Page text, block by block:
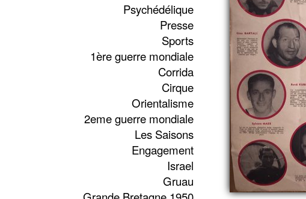
Psychédélique
Presse
Sports
1ère guerre mondiale
Corrida
Cirque
Orientalisme
2eme guerre mondiale
Les Saisons
Engagement
Israel
Gruau